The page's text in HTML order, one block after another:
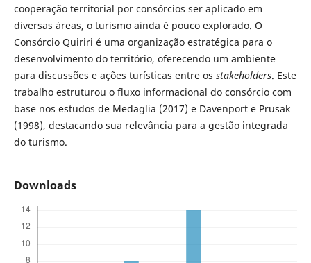
cooperação territorial por consórcios ser aplicado em
diversas áreas, o turismo ainda é pouco explorado. O
Consórcio Quiriri é uma organização estratégica para o
desenvolvimento do território, oferecendo um ambiente
para discussões e ações turísticas entre os stakeholders. Este
trabalho estruturou o fluxo informacional do consórcio com
base nos estudos de Medaglia (2017) e Davenport e Prusak
(1998), destacando sua relevância para a gestão integrada
do turismo.
Downloads